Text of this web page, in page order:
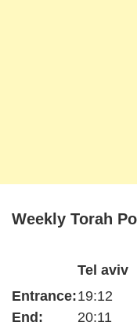
Entrance:
End:
Tel aviv
19:12
20:11